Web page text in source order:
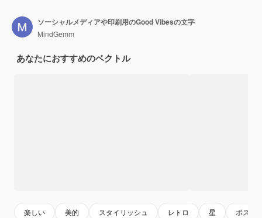
ソーシャルメディアや印刷用のGood Vibesの文字
MindGemm
あなたにおすすめのベクトル
楽しい 美的 スタイリッシュ レトロ 星 ポスタ